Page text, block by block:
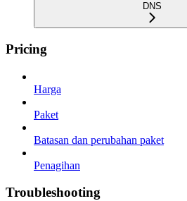
DNS
Pricing
Harga
Paket
Batasan dan perubahan paket
Penagihan
Troubleshooting